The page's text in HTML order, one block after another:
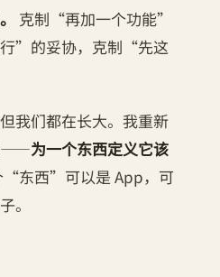
克制“再加一个功能”
”的妥协，克制“先这
我们都在长大。我重新
——为一个东西定义它该
“东西”可以是 App，可
。